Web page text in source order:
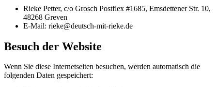
Rieke Petter, c/o Grosch Postflex #1685, Emsdettener Str. 10,
48268 Greven
E-Mail: rieke@deutsch-mit-rieke.de
Besuch der Website
Wenn Sie diese Internetseiten besuchen, werden automatisch die
folgenden Daten gespeichert: